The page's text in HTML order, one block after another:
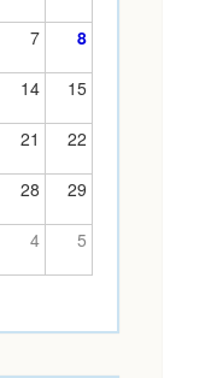
7 8
14 15
21 22
28 29
4 5